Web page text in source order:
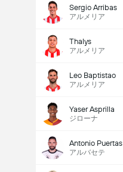
Sergio Arribas
アルメリア
Thalys
アルメリア
Leo Baptistao
アルメリア
Yaser Asprilla
ジローナ
Antonio Puertas
アルバセテ